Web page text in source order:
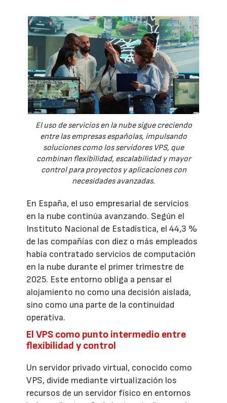
El uso de servicios en la nube sigue creciendo
entre las empresas españolas, impulsando
soluciones como los servidores VPS, que
combinan flexibilidad, escalabilidad y mayor
control para proyectos y aplicaciones con
necesidades avanzadas.
En España, el uso empresarial de servicios
en la nube continúa avanzando. Según el
Instituto Nacional de Estadística, el 44,3 %
de las compañías con diez o más empleados
había contratado servicios de computación
en la nube durante el primer trimestre de
2025. Este entorno obliga a pensar el
alojamiento no como una decisión aislada,
sino como una parte de la continuidad
operativa.
El VPS como punto intermedio entre
flexibilidad y control
Un servidor privado virtual, conocido como
VPS, divide mediante virtualización los
recursos de un servidor físico en entornos